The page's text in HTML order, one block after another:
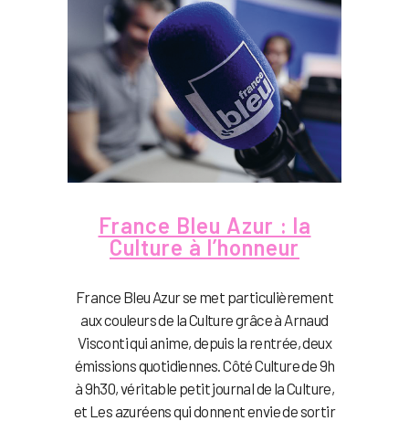
France Bleu Azur : la
Culture à l’honneur
France Bleu Azur se met particulièrement
aux couleurs de la Culture grâce à Arnaud
Visconti qui anime, depuis la rentrée, deux
émissions quotidiennes. Côté Culture de 9h
à 9h30, véritable petit journal de la Culture,
et Les azuréens qui donnent envie de sortir